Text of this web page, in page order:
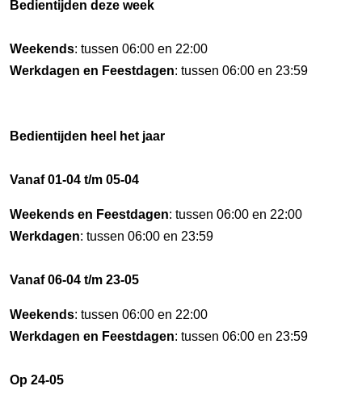
Bedientijden deze week
Weekends: tussen 06:00 en 22:00
Werkdagen en Feestdagen: tussen 06:00 en 23:59
Bedientijden heel het jaar
Vanaf 01-04 t/m 05-04
Weekends en Feestdagen: tussen 06:00 en 22:00
Werkdagen: tussen 06:00 en 23:59
Vanaf 06-04 t/m 23-05
Weekends: tussen 06:00 en 22:00
Werkdagen en Feestdagen: tussen 06:00 en 23:59
Op 24-05